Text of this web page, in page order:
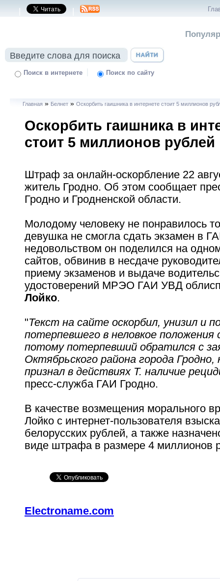
| |
Поиск в интернете | Поиск по сайту
Главная » Белнет »Оскорбить гаишника в интернете стоит 5 миллионов
Оскорбить гаишника в
стоит 5 миллионов рублей
Штраф за онлайн-оскорбление 22
житель Гродно. Об этом сообщает
Гродно и Гродненской области.
Молодому человеку не понравилось
девушка не смогла сдать экзамен в
недовольством он поделился на
сайтов, обвинив в несдаче
приему экзаменов и выдаче
удостоверений МРЭО ГАИ УВД
Лойко.
"Текст на сайте оскорбил, унизил и
потерпевшего в неловкое положения
потому потерпевший обратился с
Октябрьского района города
признал в действиях Т. наличие
пресс-служба ГАИ Гродно.
В качестве возмещения морального
Лойко с интернет-пользователя
белорусских рублей, а также
виде штрафа в размере 4 миллионов
Electroname.com